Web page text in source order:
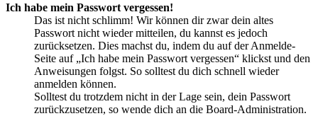
Ich habe mein Passwort vergessen!
Das ist nicht schlimm! Wir können dir zwar dein altes
Passwort nicht wieder mitteilen, du kannst es jedoch
zurücksetzen. Dies machst du, indem du auf der Anmelde-
Seite auf „Ich habe mein Passwort vergessen“ klickst und den
Anweisungen folgst. So solltest du dich schnell wieder
anmelden können.
Solltest du trotzdem nicht in der Lage sein, dein Passwort
zurückzusetzen, so wende dich an die Board-Administration.